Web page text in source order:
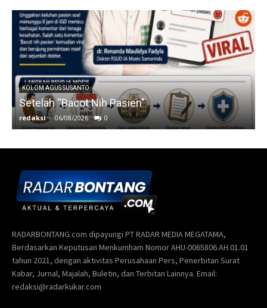
RADARBONTANG.com dipayungi PT RADAR MEDIA MEGATAMA,
Berdasarkan Keputusan Menkumham Nomor AHU-0065806.AH.01.01
tahun 2021, dengan aktivitas Perusahaan Pers, Penerbitan Surat
Kabar, Jurnal, Majalah, Buletin, dan Terbitan Lainnya. Email:
redaksi@radarkukar.com